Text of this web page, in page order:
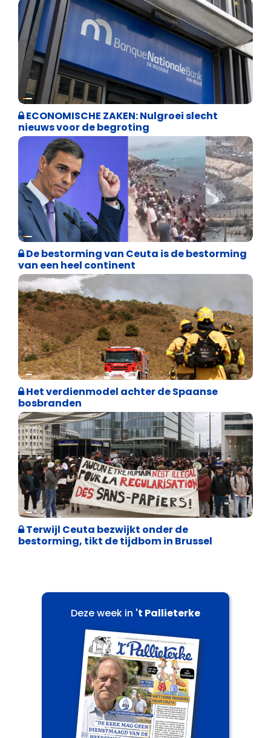
Binnenland politiek
ECONOMISCHE ZAKEN: Nulgroei slecht
nieuws voor de begroting
Asiel en Migratie
De bestorming van Ceuta is de bestorming
van een heel continent
Internationale politiek
Het verdienmodel achter de Spaanse
bosbranden
Asiel en Migratie
Terwijl Ceuta bezwijkt onder de
bestorming, tikt de tijdbom in Brussel
Deze week in 't Pallieterke